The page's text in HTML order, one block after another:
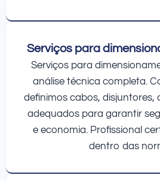
Serviços para
Serviços para
análise técnica completa.
definimos cabos, disjuntores,
adequados para garantir
e economia. Profissional
dentro das